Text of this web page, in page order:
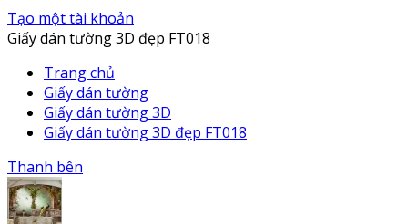
Tạo một tài khoản
Giấy dán tường 3D đẹp FT018
Trang chủ
Giấy dán tường
Giấy dán tường 3D
Giấy dán tường 3D đẹp FT018
Thanh bên